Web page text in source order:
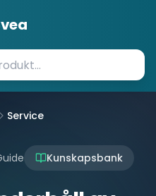
Service
Kunskapsbank